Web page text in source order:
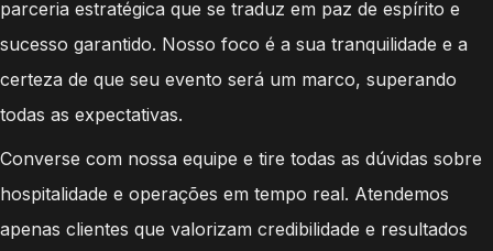
parceria estratégica que se traduz em paz de espírito e
sucesso garantido. Nosso foco é a sua tranquilidade e a
certeza de que seu evento será um marco, superando
todas as expectativas.
Converse com nossa equipe e tire todas as dúvidas sobre
hospitalidade e operações em tempo real. Atendemos
apenas clientes que valorizam credibilidade e resultados